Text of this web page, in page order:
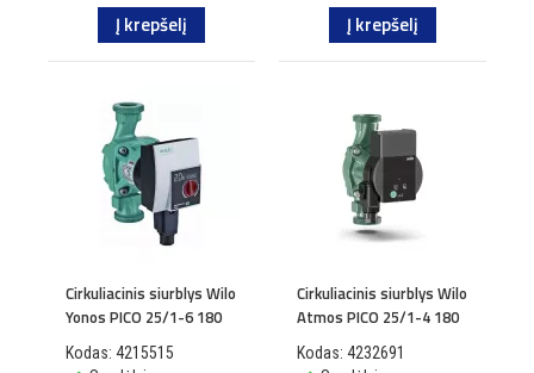
Į krepšelį Į krepšelį
Cirkuliacinis siurblys Wilo
Yonos PICO 25/1-6 180
Kodas: 4215515
Cirkuliacinis siurblys Wilo
Atmos PICO 25/1-4 180
Kodas: 4232691